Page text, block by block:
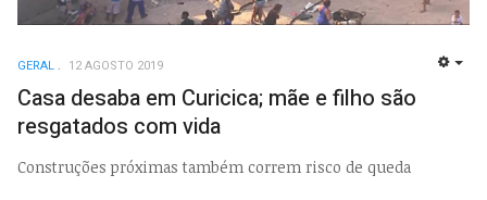
GERAL 12 AGOSTO 2019
Casa desaba em Curicica; mãe e filho são
resgatados com vida
Construções próximas também correm risco de queda